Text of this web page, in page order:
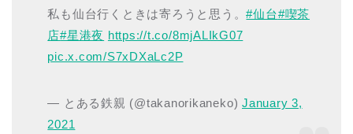
私も仙台行くときは寄ろうと思う。#仙台#喫茶
店#星港夜 https://t.co/8mjALIkG07
pic.x.com/S7xDXaLc2P
— とある鉄親 (@takanorikaneko)January 3,
2021